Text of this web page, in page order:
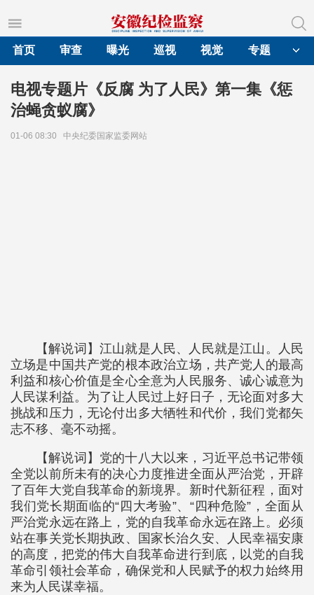
首页
审查 曝光 巡视 视觉 专题
电视专题片《反腐 为了人民》第一集《惩
治蝇贪蚁腐》
01-06 08:30 中央纪委国家监委网站
【解说词】江山就是人民、人民就是江山。人民
立场是中国共产党的根本政治立场，共产党人的最高
利益和核心价值是全心全意为人民服务、诚心诚意为
人民谋利益。为了让人民过上好日子，无论面对多大
挑战和压力，无论付出多大牺牲和代价，我们党都矢
志不移、毫不动摇。
【解说词】党的十八大以来，习近平总书记带领
全党以前所未有的决心力度推进全面从严治党，开辟
了百年大党自我革命的新境界。新时代新征程，面对
我们党长期面临的“四大考验”、“四种危险”，全面从
严治党永远在路上，党的自我革命永远在路上。必须
站在事关党长期执政、国家长治久安、人民幸福安康
的高度，把党的伟大自我革命进行到底，以党的自我
革命引领社会革命，确保党和人民赋予的权力始终用
来为人民谋幸福。